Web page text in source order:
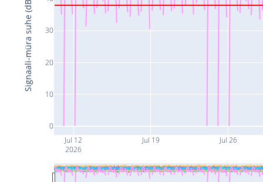
Jul 12
2026
Jul 19 Jul 26
0
10
20
30
Signaali-müra suhe (dB)